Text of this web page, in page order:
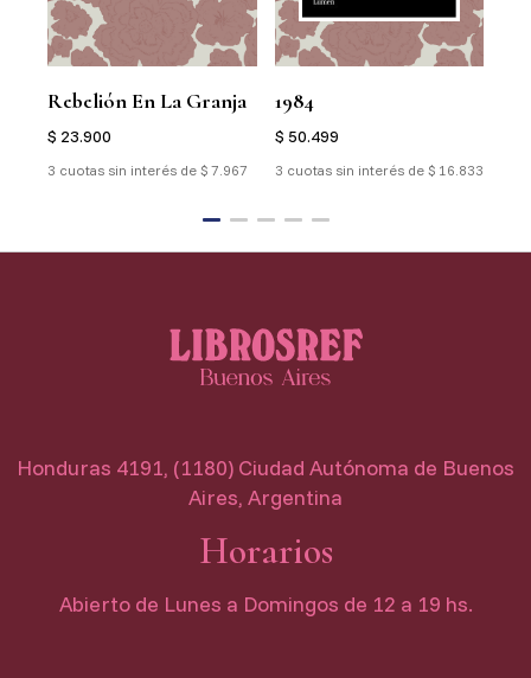
Rebelión En La Granja
$ 23.900
3 cuotas sin interés de $ 7.967
1984
$ 50.499
3 cuotas sin interés de $ 16.833
Honduras 4191, (1180) Ciudad Autónoma de Buenos
Aires, Argentina
Horarios
Abierto de Lunes a Domingos de 12 a 19 hs.